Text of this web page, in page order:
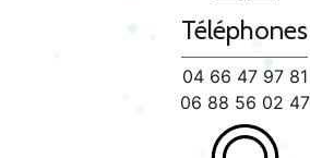
Téléphones
04 66 47 97 81
06 88 56 02 47